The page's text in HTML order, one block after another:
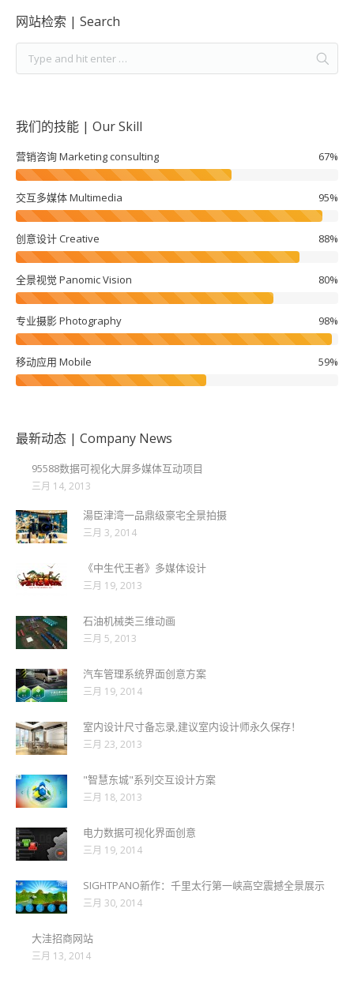
网站检索 | Search
我们的技能 | Our Skill
营销咨询 Marketing consulting 67%
交互多媒体 Multimedia 95%
创意设计 Creative 88%
全景视觉 Panomic Vision 80%
专业摄影 Photography 98%
移动应用 Mobile 59%
最新动态 | Company News
95588数据可视化大屏多媒体互动项目
三月 14, 2013
湯臣津湾一品鼎级豪宅全景拍摄
三月 3, 2014
《中生代王者》多媒体设计
三月 19, 2013
石油机械类三维动画
三月 5, 2013
汽车管理系统界面创意方案
三月 19, 2014
室内设计尺寸备忘录,建议室内设计师永久保存！
三月 23, 2013
"智慧东城"系列交互设计方案
三月 18, 2013
电力数据可视化界面创意
三月 19, 2014
SIGHTPANO新作：千里太行第一峡高空震撼全景展示
三月 30, 2014
大洼招商网站
三月 13, 2014